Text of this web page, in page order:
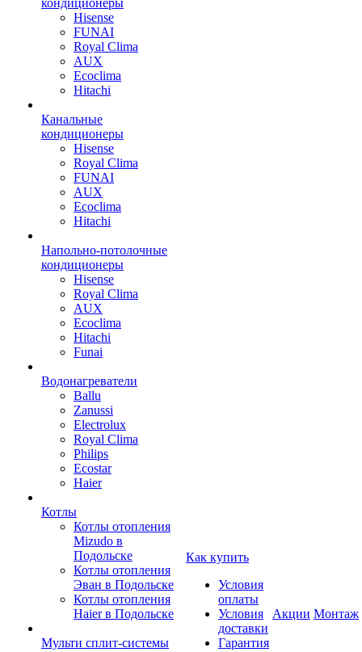
кондиционеры
Hisense
FUNAI
Royal Clima
AUX
Ecoclima
Hitachi
Канальные
кондиционеры
Hisense
Royal Clima
FUNAI
AUX
Ecoclima
Hitachi
Напольно-потолочные
кондиционеры
Hisense
Royal Clima
AUX
Ecoclima
Hitachi
Funai
Водонагреватели
Ballu
Zanussi
Electrolux
Royal Clima
Philips
Ecostar
Haier
Котлы
Котлы отопления
Mizudo в
Подольске
Котлы отопления
Эван в Подольске
Котлы отопления
Haier в Подольске
Мульти сплит-системы
Как купить
Условия
оплаты
Условия
доставки
Гарантия
Акции Монтаж